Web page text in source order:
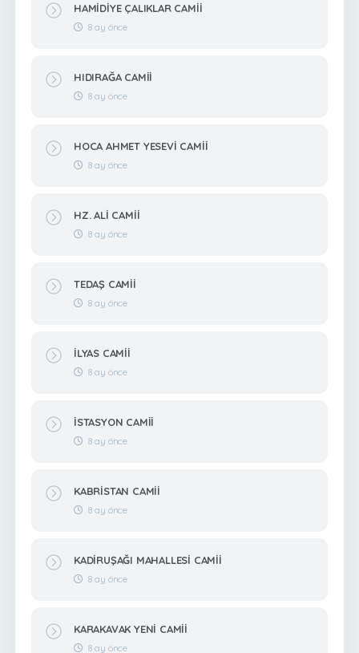
HAMİDİYE ÇALIKLAR CAMİİ
8 ay önce
HIDIRAĞA CAMİİ
8 ay önce
HOCA AHMET YESEVİ CAMİİ
8 ay önce
HZ. ALİ CAMİİ
8 ay önce
TEDAŞ CAMİİ
8 ay önce
İLYAS CAMİİ
8 ay önce
İSTASYON CAMİİ
8 ay önce
KABRİSTAN CAMİİ
8 ay önce
KADİRUŞAĞI MAHALLESİ CAMİİ
8 ay önce
KARAKAVAK YENİ CAMİİ
8 ay önce